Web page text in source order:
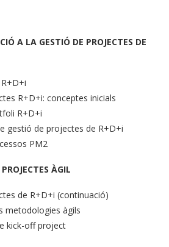
A LA GESTIÓ DE PROJECTES DE
R+D+i: conceptes inicials
R+D+i
gestió de projectes de R+D+i
PM2
ÀGIL
de R+D+i (continuació)
metodologies àgils
kick-off project